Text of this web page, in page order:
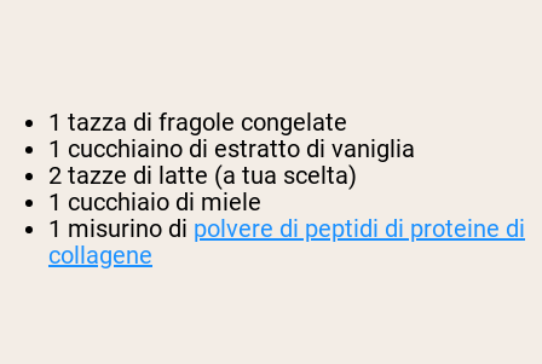
1 tazza di fragole congelate
1 cucchiaino di estratto di vaniglia
2 tazze di latte (a tua scelta)
1 cucchiaio di miele
1 misurino di polvere di peptidi di proteine di
collagene